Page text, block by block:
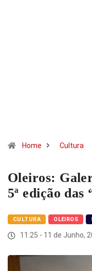
Home Cultura
Oleiros:
5ª edição
CULTURA OLEIROS
11:25 - 11 de Junho,